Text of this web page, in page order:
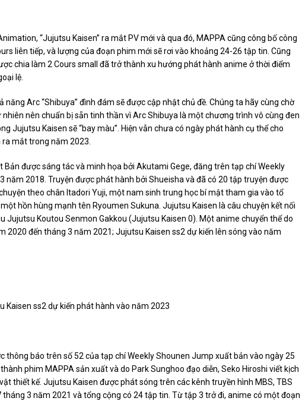
“Jujutsu Kaisen” ra mắt PV mới và qua đó, MAPPA cũng công bố công
liên tiếp, và lượng của đoạn phim mới sẽ rơi vào khoảng 24-26 tập tin. Cũng
chia làm 2 Cours small đã trở thành xu hướng phát hành anime ở thời điểm
lệ.
năng Arc “Shibuya” đình đám sẽ được cập nhật chủ đề. Chúng ta hãy cùng chờ
nên chuẩn bị sẵn tinh thần vì Arc Shibuya là một chương trình vô cùng đen
Jujutsu Kaisen sẽ “bay màu”. Hiện vẫn chưa có ngày phát hành cụ thể cho
mắt trong năm 2023.
được sáng tác và minh họa bởi Akutami Gege, đăng trên tạp chí Weekly
năm 2018. Truyện được phát hành bởi Shueisha và đã có 20 tập truyện được
theo chân Itadori Yuji, một nam sinh trung học bí mật tham gia vào tổ
hồn hùng mạnh tên Ryoumen Sukuna. Jujutsu Kaisen là câu chuyện kết nối
Jujutsu Koutou Senmon Gakkou (Jujutsu Kaisen 0). Một anime chuyển thể do
2020 đến tháng 3 năm 2021; Jujutsu Kaisen ss2 dự kiến ​​lên sóng vào năm
Kaisen ss2 dự kiến ​​phát hành vào năm 2023
thông báo trên số 52 của tạp chí Weekly Shounen Jump xuất bản vào ngày 25
phim MAPPA sản xuất và do Park Sunghoo đạo diễn, Seko Hiroshi viết kịch
thiết kế. Jujutsu Kaisen được phát sóng trên các kênh truyền hình MBS, TBS
3 năm 2021 và tổng cộng có 24 tập tin. Từ tập 3 trở đi, anime có một đoạn